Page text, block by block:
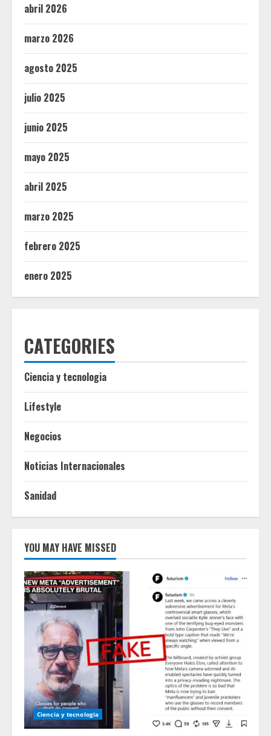
abril 2026
marzo 2026
agosto 2025
julio 2025
junio 2025
mayo 2025
abril 2025
marzo 2025
febrero 2025
enero 2025
CATEGORIES
Ciencia y tecnologia
Lifestyle
Negocios
Noticias Internacionales
Sanidad
YOU MAY HAVE MISSED
Ciencia y tecnologia